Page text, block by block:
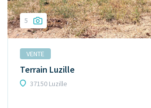
5
VENTE
Terrain Luzille
37150 Luzille